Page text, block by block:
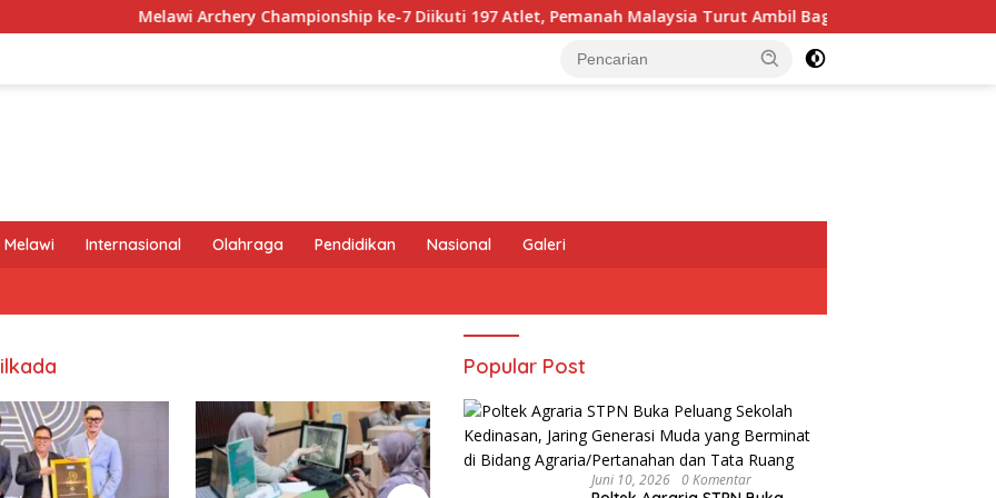
Melawi Archery Championship ke-7 Diikuti 197 Atlet, Pemanah Malaysia Turut Ambil Bagian
Melawi Internasional Olahraga Pendidikan Nasional Galeri
Popular Post
Juni 10, 2026 0 Komentar